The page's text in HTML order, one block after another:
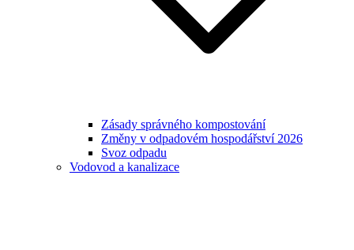
Zásady správného kompostování
Změny v odpadovém hospodářství 2026
Svoz odpadu
Vodovod a kanalizace